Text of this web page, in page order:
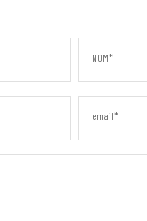
NOM*
email*